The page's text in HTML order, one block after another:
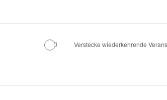
Verstecke wiederkehrende